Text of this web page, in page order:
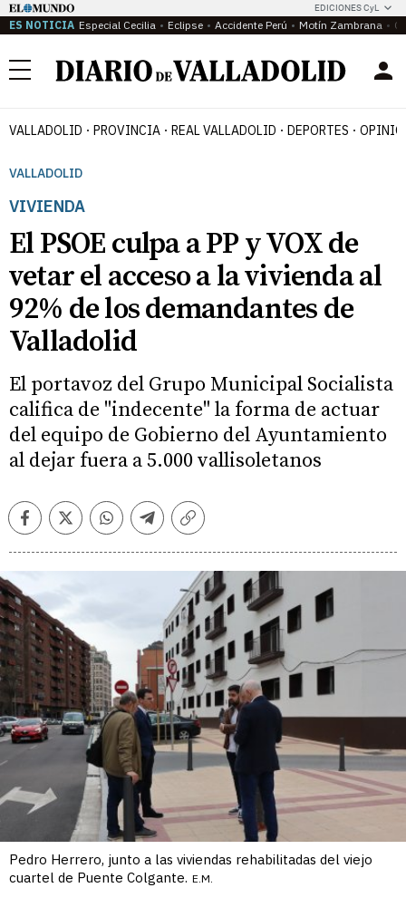
EDICIONES CyL
ES NOTICIA Especial Cecilia Eclipse Accidente Perú Motín Zambrana
Menú
VALLADOLID PROVINCIA REAL VALLADOLID DEPORTES
VALLADOLID
VIVIENDA
El PSOE culpa a PP y VOX de
vetar el acceso a la vivienda al
92% de los demandantes de
Valladolid
El portavoz del Grupo Municipal Socialista
califica de "indecente" la forma de actuar
del equipo de Gobierno del Ayuntamiento
al dejar fuera a 5.000 vallisoletanos
FacebookTwitterWhatsappTelegramCopiar
Pedro Herrero, junto a las viviendas rehabilitadas del viejo
cuartel de Puente Colgante. E.M.